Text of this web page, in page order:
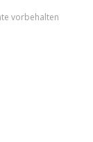
vorbehalten